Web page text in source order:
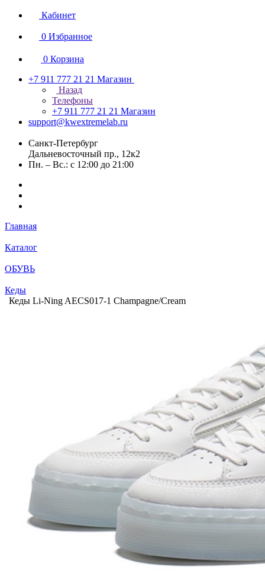
Кабинет
0 Избранное
0 Корзина
+7 911 777 21 21 Магазин
Назад
Телефоны
+7 911 777 21 21 Магазин
support@kwextremelab.ru
Санкт-Петербург
Дальневосточный пр., 12к2
Пн. – Вс.: с 12:00 до 21:00
Главная
Каталог
ОБУВЬ
Кеды
Кеды Li-Ning AECS017-1 Champagne/Cream